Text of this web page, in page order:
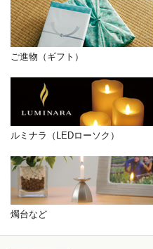
ご進物（ギフト）
ルミナラ（LEDローソク）
燭台など